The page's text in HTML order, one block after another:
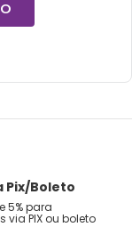
Pix/Boleto
5% para
PIX ou boleto